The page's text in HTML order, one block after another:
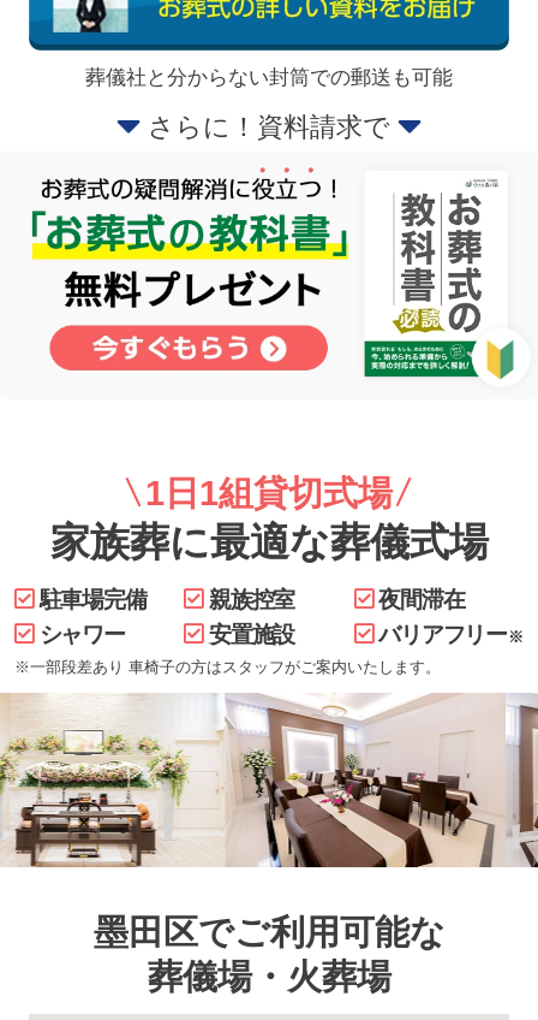
葬儀社と分からない封筒での郵送も可能
さらに！資料請求で
1日1組貸切式場
家族葬に最適な葬儀式場
駐車場完備 親族控室
夜間滞在
シャワー
安置施設 バリアフリー ※
※一部段差あり 車椅子の方はスタッフがご案内いたします。
墨田区でご利用可能な
葬儀場・火葬場